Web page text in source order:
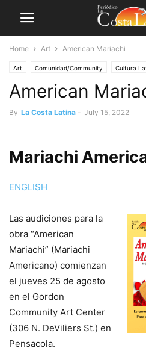
Home Art American Mariachi
Art Comunidad/Community Cultura
Eventos/Events
American
By La Costa Latina - July 15, 2022
Mariachi
ENGLISH
Las audiciones para la
obra “American
Mariachi” (Mariachi
Americano) comienzan
el jueves 25 de agosto
en el Gordon
Community Art Center
(306 N. DeViliers St.) en
Pensacola.